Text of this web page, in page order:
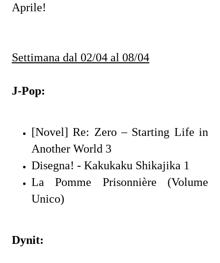
Aprile!
Settimana dal 02/04 al 08/04
J-Pop:
[Novel] Re: Zero – Starting Life in
Another World 3
Disegna! - Kakukaku Shikajika 1
La Pomme Prisonnière (Volume
Unico)
Dynit: